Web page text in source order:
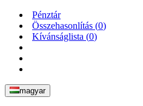
Pénztár
Összehasonlítás (0)
Kívánságlista (0)
magyar